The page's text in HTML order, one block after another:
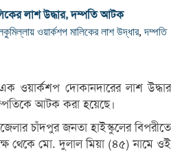
লাশ উদ্ধার, দম্পতি আটক
কুমিল্লায় ওয়ার্কশপ মালিকের লাশ উদ্ধার,দম্পতি
ওয়ার্কশপ দোকানদারের লাশ উদ্ধার
আটক করা হয়েছে।
চাঁদপুর জনতা হাইস্কুলের বিপরীতে
থেকে মো. দুলাল মিয়া (৪৫) নামে ওই